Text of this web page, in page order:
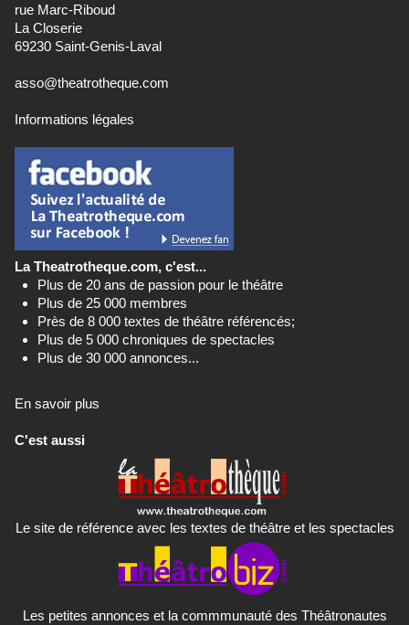
rue Marc-Riboud
La Closerie
69230 Saint-Genis-Laval
asso@theatrotheque.com
Informations légales
La Theatrotheque.com, c'est...
Plus de 20 ans de passion pour le théâtre
Plus de 25 000 membres
Près de 8 000 textes de théâtre référencés;
Plus de 5 000 chroniques de spectacles
Plus de 30 000 annonces...
En savoir plus
C'est aussi
Le site de référence avec les textes de théâtre et les spectacles
Les petites annonces et la commmunauté des Théâtronautes